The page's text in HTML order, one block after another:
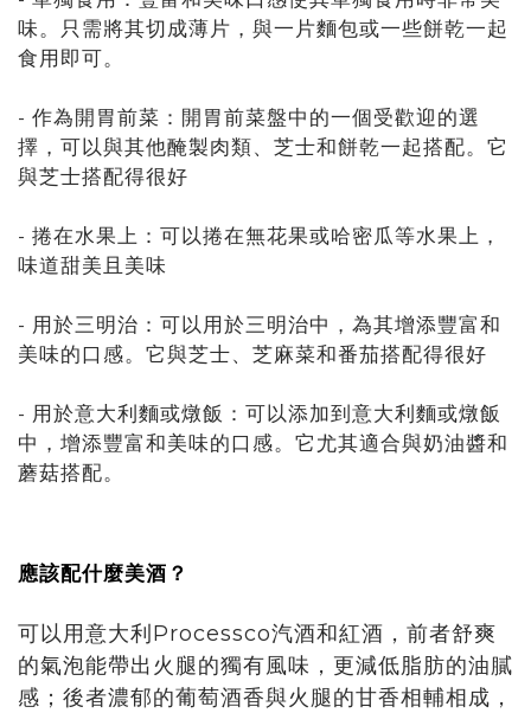
味。只需將其切成薄片，與一片麵包或一些餅乾一起
食用即可。
- 作為開胃前菜：開胃前菜盤中的一個受歡迎的選
擇，可以與其他醃製肉類、芝士和餅乾一起搭配。它
與芝士搭配得很好
- 捲在水果上：可以捲在無花果或哈密瓜等水果上，
味道甜美且美味
- 用於三明治：可以用於三明治中，為其增添豐富和
美味的口感。它與芝士、芝麻菜和番茄搭配得很好
- 用於意大利麵或燉飯：可以添加到意大利麵或燉飯
中，增添豐富和美味的口感。它尤其適合與奶油醬和
蘑菇搭配。
應該配什麼美酒？
可以用意大利Processco汽酒和紅酒，前者舒爽
的氣泡能帶出火腿的獨有風味，更減低脂肪的油膩
感；後者濃郁的葡萄酒香與火腿的甘香相輔相成，